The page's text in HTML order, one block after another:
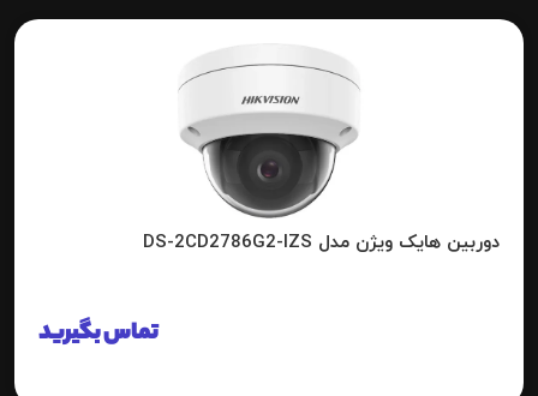
دوربین هایک ویژن مدل DS-2CD2786G2-IZS
تماس بگیرید